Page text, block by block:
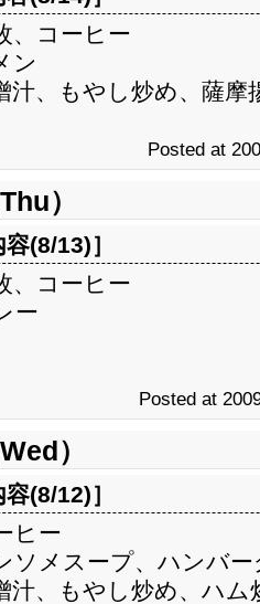
、コーヒー
ン
汁、もやし炒め、薩摩
Posted at
）
容(8/13)］
、コーヒー
ー
Posted at
）
容(8/12)］
ヒー
ソメスープ、ハンバ
汁、もやし炒め、ハ